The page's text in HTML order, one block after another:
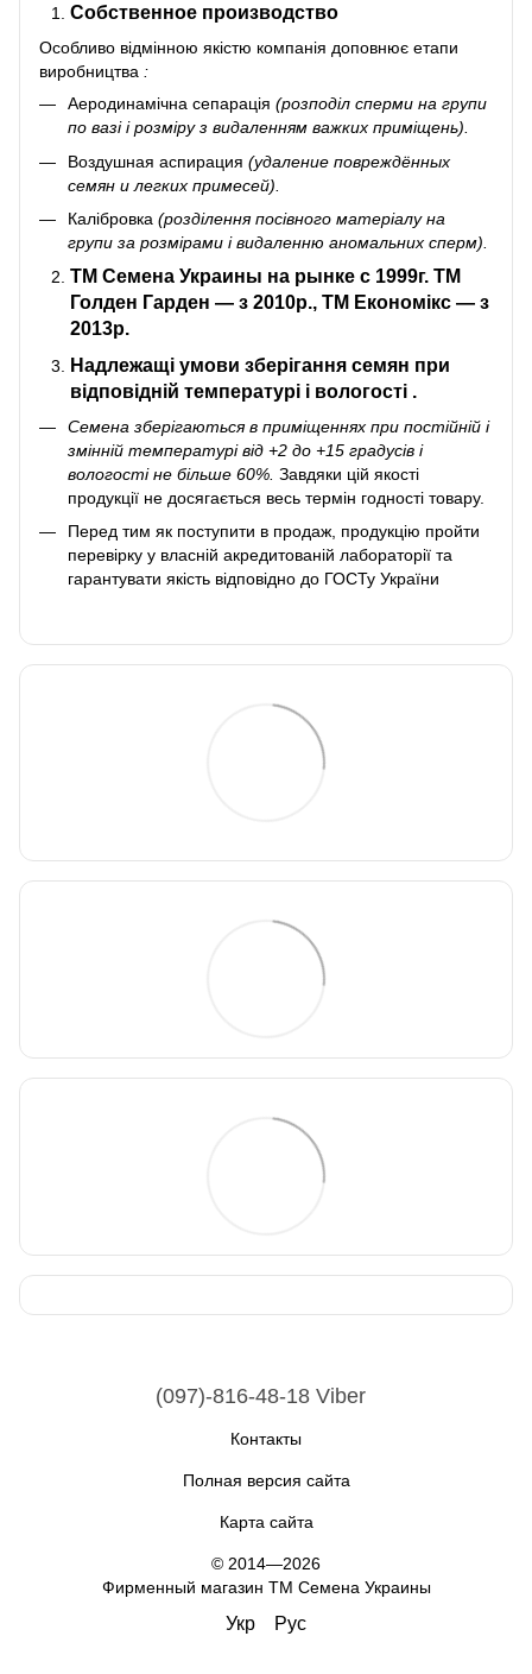
Собственное производство
Особливо відмінною якістю компанія доповнює етапи
виробництва :
Аеродинамічна сепарація (розподіл сперми на групи
по вазі і розміру з видаленням важких приміщень).
Воздушная аспирация (удаление повреждённых
семян и легких примесей).
Калібровка (розділення посівного матеріалу на
групи за розмірами і видаленню аномальних сперм).
ТМ Семена Украины на рынке с 1999г. ТМ
Голден Гарден — з 2010р., ТМ Економікс — з
2013р.
Надлежащі умови зберігання семян при
відповідній температурі і вологості .
Семена зберігаються в приміщеннях при постійній і
змінній температурі від +2 до +15 градусів і
вологості не більше 60%. Завдяки цій якості
продукції не досягається весь термін годності товару.
Перед тим як поступити в продаж, продукцію пройти
перевірку у власній акредитованій лабораторії та
гарантувати якість відповідно до ГОСТу України
(097)-816-48-18 Viber
Контакты
Полная версия сайта
Карта сайта
© 2014—2026
Фирменный магазин ТМ Семена Украины
Укр Рус